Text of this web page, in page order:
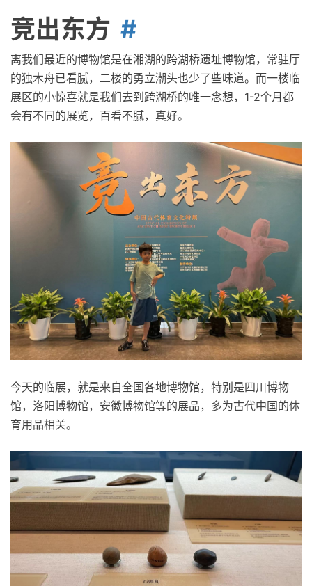
竞出东方
离我们最近的博物馆是在湘湖的跨湖桥遗址博物馆，常驻厅
的独木舟已看腻，二楼的勇立潮头也少了些味道。而一楼临
展区的小惊喜就是我们去到跨湖桥的唯一念想，1-2个月都
会有不同的展览，百看不腻，真好。
今天的临展，就是来自全国各地博物馆，特别是四川博物
馆，洛阳博物馆，安徽博物馆等的展品，多为古代中国的体
育用品相关。